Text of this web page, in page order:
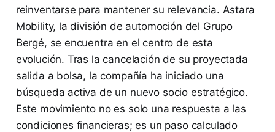
reinventarse para mantener su relevancia. Astara
Mobility, la división de automoción del Grupo
Bergé, se encuentra en el centro de esta
evolución. Tras la cancelación de su proyectada
salida a bolsa, la compañía ha iniciado una
búsqueda activa de un nuevo socio estratégico.
Este movimiento no es solo una respuesta a las
condiciones financieras; es un paso calculado